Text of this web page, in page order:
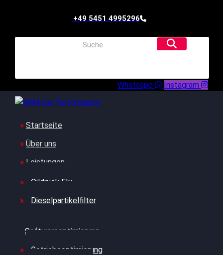
+49 5451 4995296
Whatsapp Instagram
Startseite
Über uns
Leistungen
Oildruck FIx
Dieselpartikelfilter
Softwareoptimierung
Getriebeoptimierung